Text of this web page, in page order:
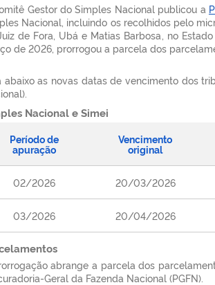
Gestor do Simples Nacional publicou a
Nacional, incluindo os recolhidos pelo
de Fora, Ubá e Matias Barbosa, no
de 2026, prorrogou a parcela dos
abaixo as novas datas de vencimento dos
Nacional e Simei
Período de
apuração
Vencimento
original
02/2026 20/03/2026
03/2026 20/04/2026
abrange a parcela dos
Geral da Fazenda Nacional (PGFN).